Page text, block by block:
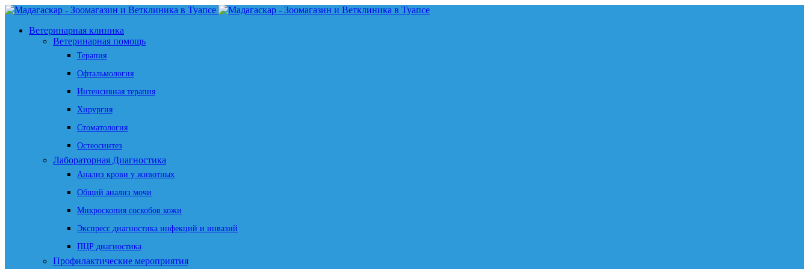
Ветеринарная клиника
Ветеринарная помощь
Терапия
Офтальмология
Интенсивная терапия
Хирургия
Стоматология
Остеосинтез
Лабораторная Диагностика
Анализ крови у животных
Общий анализ мочи
Микроскопия соскобов кожи
Экспресс диагностика инфекций и инвазий
ПЦР диагностика
Профилактические мероприятия